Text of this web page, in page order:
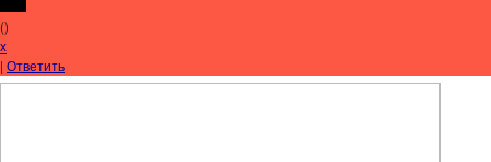
()
x
| Ответить